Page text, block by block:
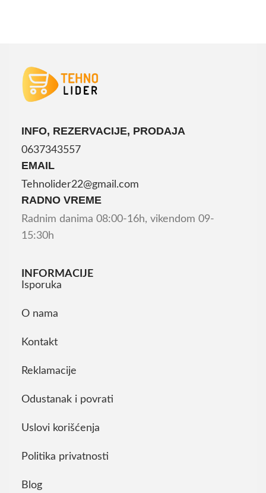
INFO, REZERVACIJE, PRODAJA
0637343557
EMAIL
Tehnolider22@gmail.com
RADNO VREME
Radnim danima 08:00-16h, vikendom 09-
15:30h
INFORMACIJE
Isporuka
O nama
Kontakt
Reklamacije
Odustanak i povrati
Uslovi korišćenja
Politika privatnosti
Blog